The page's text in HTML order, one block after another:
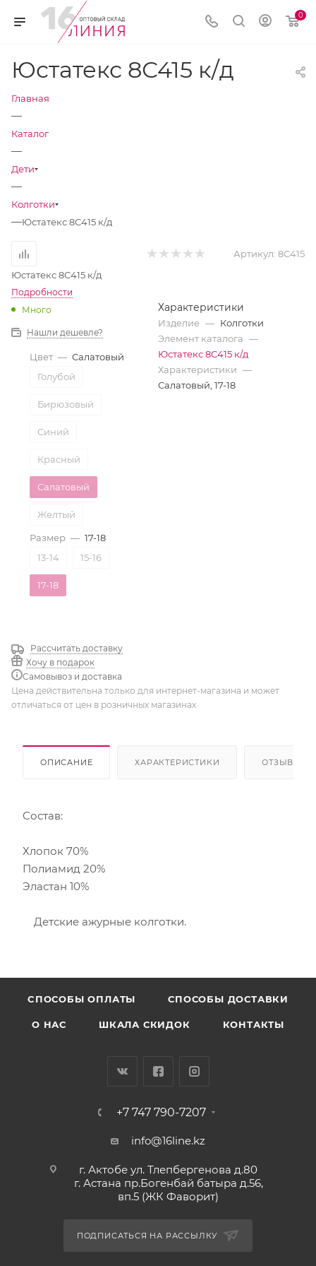
0
Юстатекс 8С415 к/д
Главная
—
Каталог
—
Дети
—
Колготки
—Юстатекс 8С415 к/д
Артикул: 8С415
Юстатекс 8С415 к/д
Подробности
Много
Нашли дешевле?
Цвет — Салатовый
Голубой
Бирюзовый
Синий
Красный
Салатовый
Желтый
Ассорти
Размер — 17-18
13-14
15-16
17-18
Рассчитать доставку
Хочу в подарок
Самовывоз и доставка
Характеристики
Изделие — Колготки
Элемент каталога —
Юстатекс 8С415 к/д
Характеристики —
Салатовый, 17-18
Цена действительна только для интернет-магазина и может
отличаться от цен в розничных магазинах
ОПИСАНИЕ ХАРАКТЕРИСТИКИ ОТЗЫВЫ
Состав:
Хлопок 70%
Полиамид 20%
Эластан 10%
Детские ажурные колготки.
CПОСОБЫ ОПЛАТЫ СПОСОБЫ ДОСТАВКИ
О НАС ШКАЛА СКИДОК КОНТАКТЫ
+7 747 790-7207
info@16line.kz
г. Актобе ул. Тлепбергенова д.80
г. Астана пр.Богенбай батыра д.56,
вп.5 (ЖК Фаворит)
ПОДПИСАТЬСЯ НА РАССЫЛКУ